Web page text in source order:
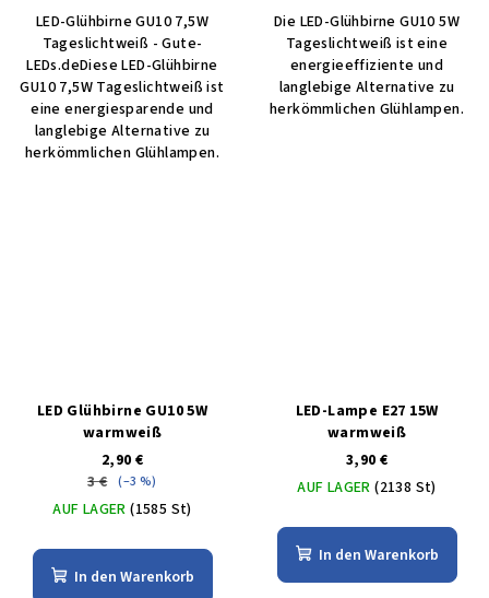
LED-Glühbirne GU10 7,5W
Tageslichtweiß - Gute-
LEDs.deDiese LED-Glühbirne
GU10 7,5W Tageslichtweiß ist
eine energiesparende und
langlebige Alternative zu
herkömmlichen Glühlampen.
Die LED-Glühbirne GU10 5W
Tageslichtweiß ist eine
energieeffiziente und
langlebige Alternative zu
herkömmlichen Glühlampen.
LED Glühbirne GU10 5W
warmweiß
2,90 €
3 € (–3 %)
AUF LAGER(1585 St)
In den Warenkorb
LED-Lampe E27 15W
warmweiß
3,90 €
AUF LAGER(2138 St)
In den Warenkorb